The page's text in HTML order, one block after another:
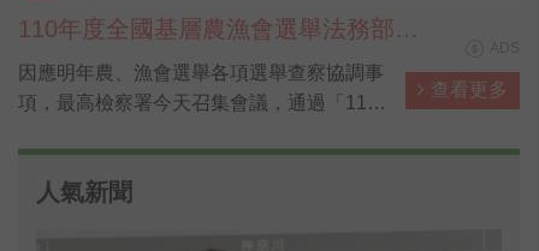
110年度全國基層農漁會選舉法務部反
賄選宣導 30秒電視廣告短片 國語版
因應明年農、漁會選舉各項選舉查察協調事
項，最高檢察署今天召集會議，通過「110
息介入選舉。
查看更多
人氣新聞